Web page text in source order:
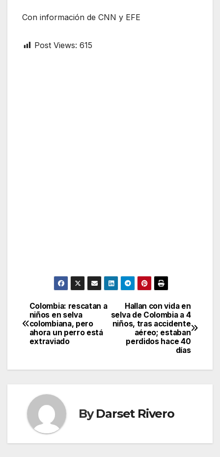
Con información de CNN y EFE
Post Views: 615
Post
navigation
Hallan con vida en
selva de Colombia a 4
niños, tras accidente
aéreo; estaban
perdidos hace 40
días
Colombia: rescatan a
niños en selva
colombiana, pero
ahora un perro está
extraviado
ByDarset Rivero